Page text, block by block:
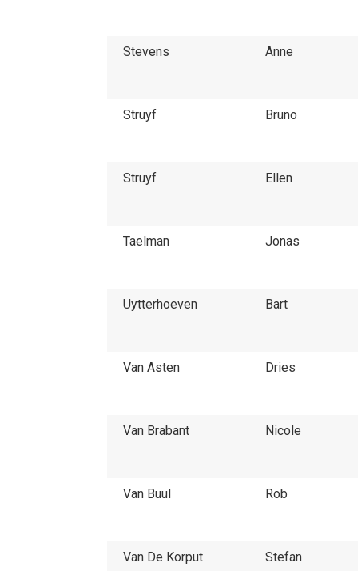
Stevens Anne
Struyf Bruno
Struyf Ellen
Taelman Jonas
Uytterhoeven Bart
Van Asten Dries
Van Brabant Nicole
Van Buul Rob
Van De Korput Stefan